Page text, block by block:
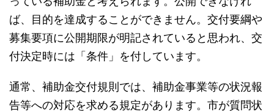
ば、目的を達成することができません。交付要綱や
募集要項に公開期限が明記されていると思われ、交
付決定時には「条件」を付しています。
通常、補助金交付規則では、補助金事業等の状況報
告等への対応を求める規定があります。市が質問状